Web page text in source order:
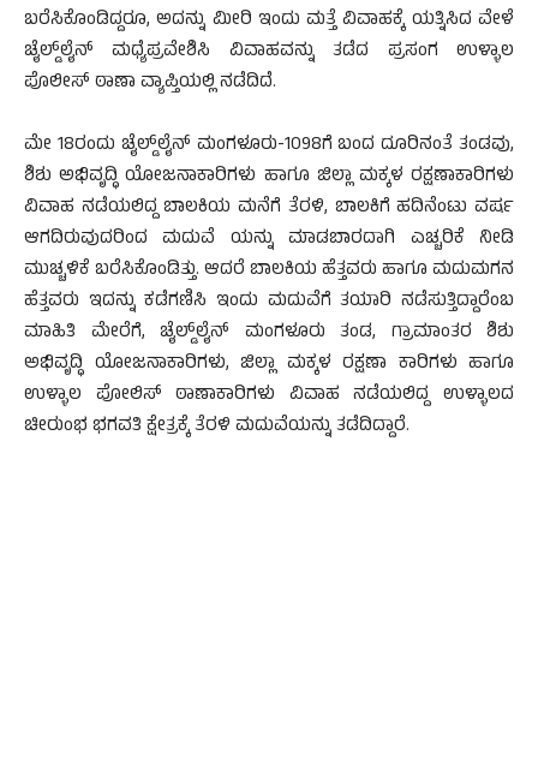
ಬರೆಸಿಕೊಂಡಿದ್ದರೂ, ಅದನ್ನು ಮೀರಿ ಇಂದು ಮತ್ತೆ ವಿವಾಹಕ್ಕೆ ಯತ್ನಿಸಿದ ವೇಳೆ
ಚೈಲ್ಡ್‌ಲೈನ್ ಮಧ್ಯೆಪ್ರವೇಶಿಸಿ ವಿವಾಹವನ್ನು ತಡೆದ ಪ್ರಸಂಗ ಉಳ್ಳಾಲ
ಪೊಲೀಸ್ ಠಾಣಾ ವ್ಯಾಪ್ತಿಯಲ್ಲಿ ನಡೆದಿದೆ.
ಮೇ 18ರಂದು ಚೈಲ್ಡ್‌ಲೈನ್ ಮಂಗಳೂರು-1098ಗೆ ಬಂದ ದೂರಿನಂತೆ ತಂಡವು,
ಶಿಶು ಅಭಿವೃದ್ಧಿ ಯೋಜನಾಕಾರಿಗಳು ಹಾಗೂ ಜಿಲ್ಲಾ ಮಕ್ಕಳ ರಕ್ಷಣಾಕಾರಿಗಳು
ವಿವಾಹ ನಡೆಯಲಿದ್ದ ಬಾಲಕಿಯ ಮನೆಗೆ ತೆರಳಿ, ಬಾಲಕಿಗೆ ಹದಿನೆಂಟು ವರ್ಷ
ಆಗದಿರುವುದರಿಂದ ಮದುವೆ ಯನ್ನು ಮಾಡಬಾರದಾಗಿ ಎಚ್ಚರಿಕೆ ನೀಡಿ
ಮುಚ್ಚಳಿಕೆ ಬರೆಸಿಕೊಂಡಿತ್ತು. ಆದರೆ ಬಾಲಕಿಯ ಹೆತ್ತವರು ಹಾಗೂ ಮದುಮಗನ
ಹೆತ್ತವರು ಇದನ್ನು ಕಡೆಗಣಿಸಿ ಇಂದು ಮದುವೆಗೆ ತಯಾರಿ ನಡೆಸುತ್ತಿದ್ದಾರೆಂಬ
ಮಾಹಿತಿ ಮೇರೆಗೆ, ಚೈಲ್ಡ್‌ಲೈನ್ ಮಂಗಳೂರು ತಂಡ, ಗ್ರಾಮಾಂತರ ಶಿಶು
ಅಭಿವೃದ್ಧಿ ಯೋಜನಾಕಾರಿಗಳು, ಜಿಲ್ಲಾ ಮಕ್ಕಳ ರಕ್ಷಣಾ ಕಾರಿಗಳು ಹಾಗೂ
ಉಳ್ಳಾಲ ಪೋಲಿಸ್ ಠಾಣಾಕಾರಿಗಳು ವಿವಾಹ ನಡೆಯಲಿದ್ದ ಉಳ್ಳಾಲದ
ಚೀರುಂಭ ಭಗವತಿ ಕ್ಷೇತ್ರಕ್ಕೆ ತೆರಳಿ ಮದುವೆಯನ್ನು ತಡೆದಿದ್ದಾರೆ.